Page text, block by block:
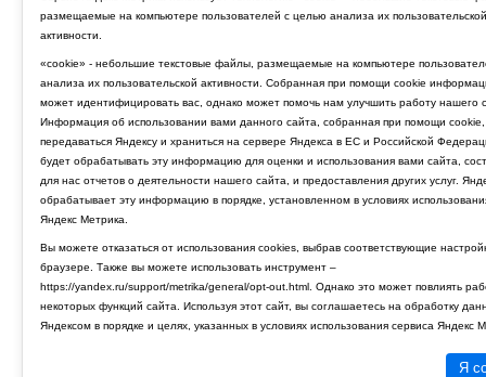
размещаемые на компьютере пользователей с целью анализа их пользовательской
активности.
«cookie» - небольшие текстовые файлы, размещаемые на компьютере
анализа их пользовательской активности. Собранная при помощи cookie
может идентифицировать вас, однако может помочь нам улучшить работу нашего
Информация об использовании вами данного сайта, собранная при помощи cookie,
передаваться Яндексу и храниться на сервере Яндекса в ЕС и Российской
будет обрабатывать эту информацию для оценки и использования вами сайта,
для нас отчетов о деятельности нашего сайта, и предоставления других услуг.
обрабатывает эту информацию в порядке, установленном в условиях
Яндекс Метрика.
Вы можете отказаться от использования cookies, выбрав соответствующие
браузере. Также вы можете использовать инструмент –
https://yandex.ru/support/metrika/general/opt-out.html. Однако это может повлиять
некоторых функций сайта. Используя этот сайт, вы соглашаетесь на обработку
Яндексом в порядке и целях, указанных в условиях использования сервиса Яндекс
Я